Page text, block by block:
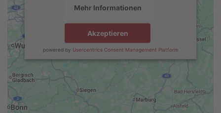
Mehr Informationen
Akzeptieren
powered by Usercentrics Consent Management Platform